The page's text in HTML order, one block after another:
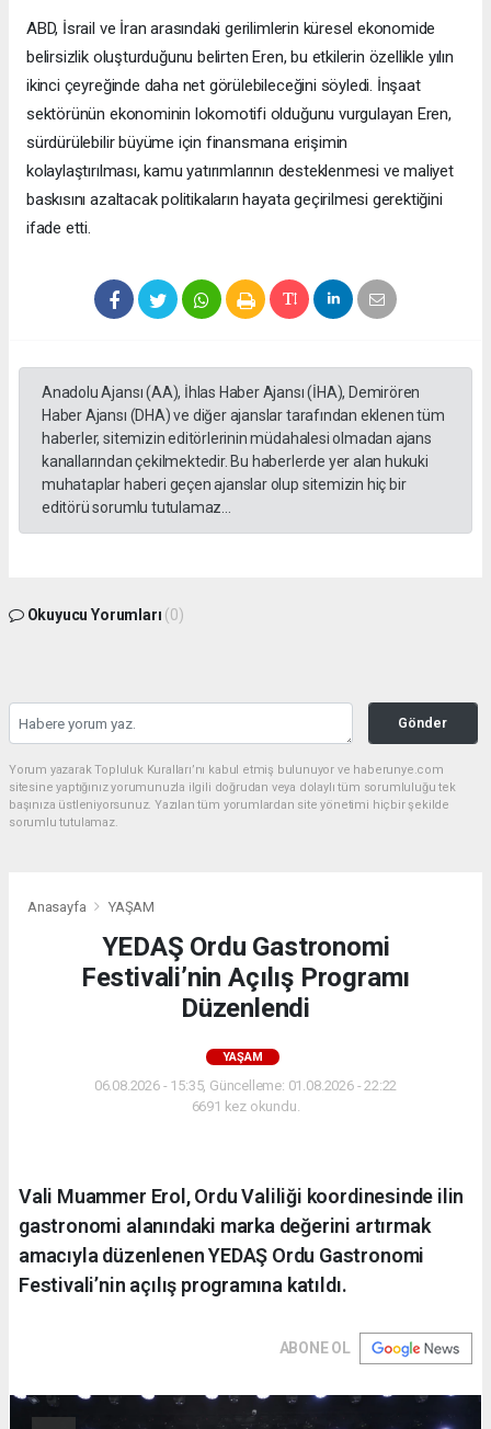
ABD, İsrail ve İran arasındaki gerilimlerin küresel ekonomide
belirsizlik oluşturduğunu belirten Eren, bu etkilerin özellikle yılın
ikinci çeyreğinde daha net görülebileceğini söyledi. İnşaat
sektörünün ekonominin lokomotifi olduğunu vurgulayan Eren,
sürdürülebilir büyüme için finansmana erişimin
kolaylaştırılması, kamu yatırımlarının desteklenmesi ve maliyet
baskısını azaltacak politikaların hayata geçirilmesi gerektiğini
ifade etti.
Anadolu Ajansı (AA), İhlas Haber Ajansı (İHA), Demirören
Haber Ajansı (DHA) ve diğer ajanslar tarafından eklenen tüm
haberler, sitemizin editörlerinin müdahalesi olmadan ajans
kanallarından çekilmektedir. Bu haberlerde yer alan hukuki
muhataplar haberi geçen ajanslar olup sitemizin hiç bir
editörü sorumlu tutulamaz...
Okuyucu Yorumları (0)
Gönder
Yorum yazarak Topluluk Kuralları’nı kabul etmiş bulunuyor ve haberunye.com
sitesine yaptığınız yorumunuzla ilgili doğrudan veya dolaylı tüm sorumluluğu tek
başınıza üstleniyorsunuz. Yazılan tüm yorumlardan site yönetimi hiçbir şekilde
sorumlu tutulamaz.
Anasayfa YAŞAM
YEDAŞ Ordu Gastronomi
Festivali’nin Açılış Programı
Düzenlendi
YAŞAM
06.08.2026 - 15:35, Güncelleme: 01.08.2026 - 22:22
6691 kez okundu.
Vali Muammer Erol, Ordu Valiliği koordinesinde ilin
gastronomi alanındaki marka değerini artırmak
amacıyla düzenlenen YEDAŞ Ordu Gastronomi
Festivali’nin açılış programına katıldı.
ABONE OL